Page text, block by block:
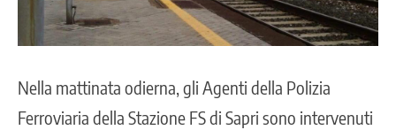
Nella mattinata odierna, gli Agenti della Polizia
Ferroviaria della Stazione FS di Sapri sono intervenuti